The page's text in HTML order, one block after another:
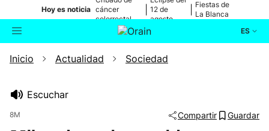
Hoy es noticia cáncer
colorrectal
12 de
agosto
Fiestas de
La Blanca
ES
Buscador Actualidad
Inicio Actualidad Sociedad
Escuchar
8M Compartir Guardar